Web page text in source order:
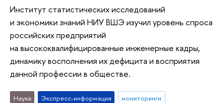
Институт статистических исследований
и экономики знаний НИУ ВШЭ изучил уровень спроса
российских предприятий
на высококвалифицированные инженерные кадры,
динамику восполнения их дефицита и восприятия
данной профессии в обществе.
Наука Экспресс-информация
мониторинги